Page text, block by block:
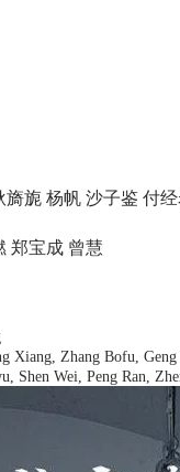
旎 杨帆 沙子鉴 付
郑宝成 曾慧
Xiang, Zhang Bofu,
Shen Wei, Peng Ran,